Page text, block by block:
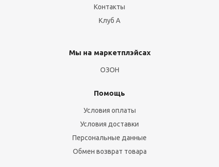
Контакты
Клуб А
Мы на маркетплэйсах
ОЗОН
Помощь
Условия оплаты
Условия доставки
Персональные данные
Обмен возврат товара